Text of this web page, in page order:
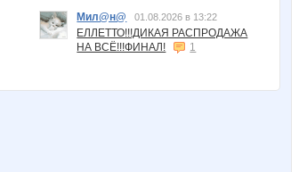
Мил@н@
01.08.2026 в 13:22
ЕЛЛЕТТО!!!ДИКАЯ РАСПРОДАЖА
НА ВСЁ!!!ФИНАЛ!
1